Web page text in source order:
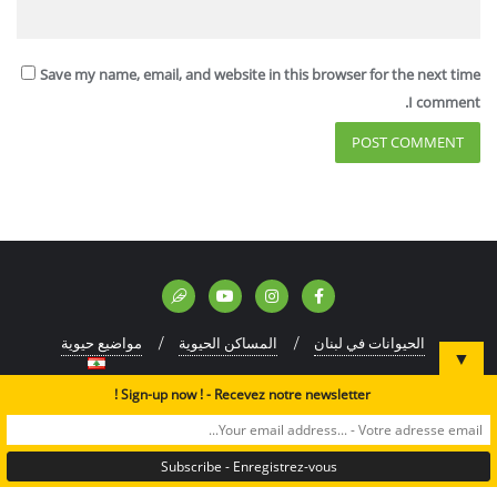
Save my name, email, and website in this browser for the next time
I comment.
الحيوانات في لبنان المساكن الحيوية مواضيع حيوية
Copyright ©2024 A Rocha Lebanon. All rights reserved.
▼
Sign-up now ! - Recevez notre newsletter !